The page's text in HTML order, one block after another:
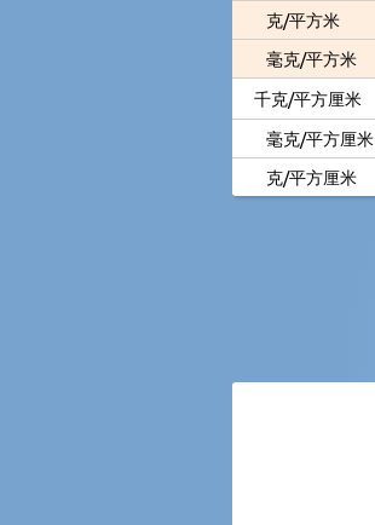
克/平方米
毫克/平方米
千克/平方厘米
毫克/平方厘米
克/平方厘米